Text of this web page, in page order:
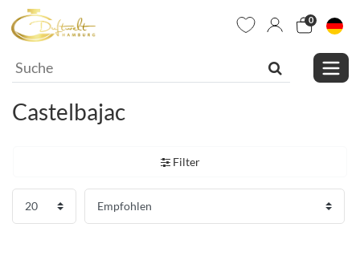
0
Castelbajac
Filter